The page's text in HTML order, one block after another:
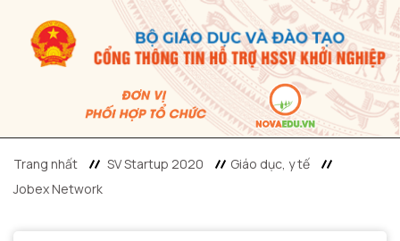
Trang nhất SV Startup 2020
Giáo dục, y tế
Jobex Network